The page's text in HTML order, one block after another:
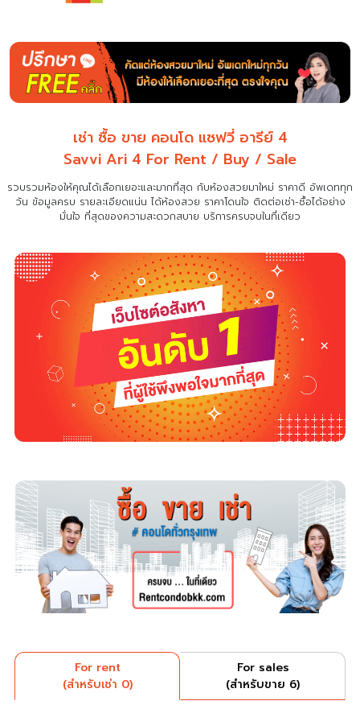
เช่า ซื้อ ขาย คอนโด แซฟวี่ อารีย์ 4
Savvi Ari 4 For Rent / Buy / Sale
รวบรวมห้องให้คุณได้เลือกเยอะและมากที่สุด กับห้องสวยมาใหม่ ราคาดี อัพเดททุก
วัน ข้อมูลครบ รายละเอียดแน่นได้ห้องสวย ราคาโดนใจ ติดต่อเช่า-ซื้อได้อย่าง
มั่นใจ ที่สุดของความสะดวกสบาย บริการครบจบในที่เดียว
For rent
(สำหรับเช่า 0)
For sales
(สำหรับขาย 6)